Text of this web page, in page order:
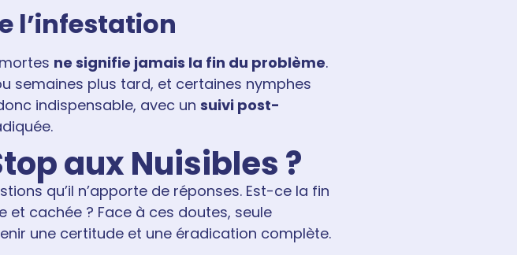
l’infestation
ne signifie jamais la fin du problème.
semaines plus tard, et certaines nymphes
indispensable, avec un suivi post-
aux Nuisibles ?
qu’il n’apporte de réponses. Est-ce la fin
et cachée ? Face à ces doutes, seule
une certitude et une éradication complète.